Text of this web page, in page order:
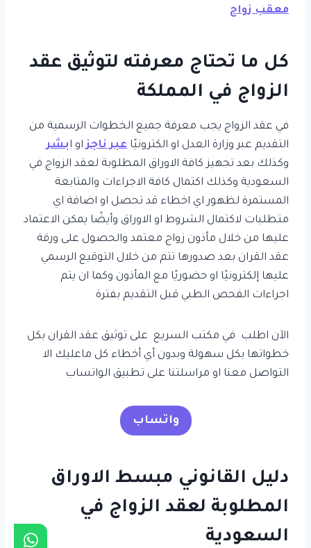
معقب زواج
كل ما تحتاج معرفته لتوثيق عقد
الزواج في المملكة
في عقد الزواج يجب معرفة جميع الخطوات الرسمية من
التقديم عبر وزارة العدل او الكترونيًا عبر ناجزاو ابشر
وكذلك بعد تجهيز كافة الاوراق المطلوبة لعقد الزواج في
السعودية وكذلك اكتمال كافة الاجراءات والمتابعة
المستمرة لظهور اي اخطاء قد تحصل او اضافة اي
متطلبات لاكتمال الشروط او الاوراق وأيضًا يمكن الاعتماد
عليها من خلال مأذون زواج معتمد والحصول على ورقة
عقد القران بعد صدورها تتم من خلال التوقيع الرسمي
عليها إلكترونيًا او حضوريًا مع المأذون وكما ان يتم
اجراءات الفحص الطبي قبل التقديم بفترة
الآن اطلب في مكتب السريع على توثيق عقد القران بكل
خطواتها بكل سهولة وبدون أي أخطاء كل ماعليك الا
التواصل معنا او مراسلتنا على تطبيق الواتساب
واتساب
دليل القانوني مبسط الاوراق
المطلوبة لعقد الزواج في
السعودية